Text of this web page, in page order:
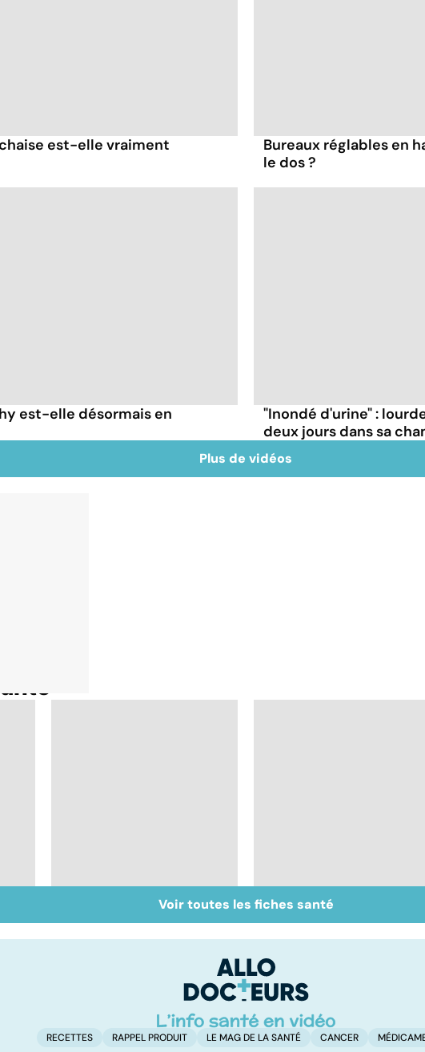
est-elle vraiment
Bureaux réglables en
le dos ?
est-elle désormais en
"Inondé d'urine" :
deux jours dans sa
Plus de vidéos
Accident vasculaire
cérébral : l'enfant
Burn-out :
l'épuisement
Voir toutes les fiches santé
RECETTES RAPPEL PRODUIT LE MAG DE LA SANTÉ CANCER